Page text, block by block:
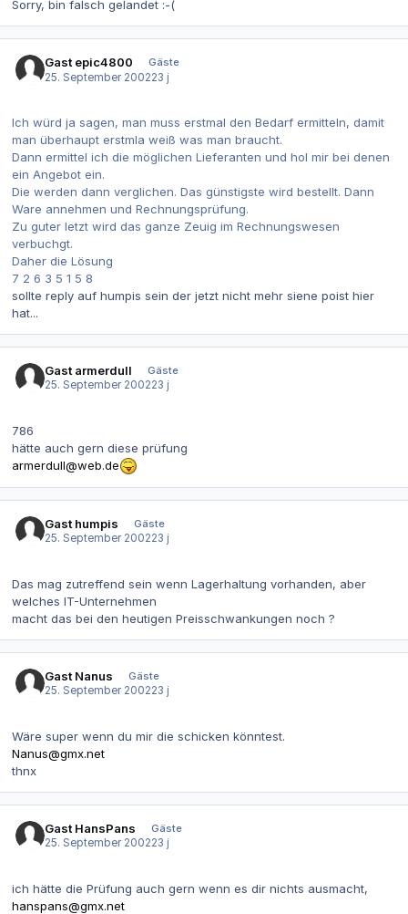
Sorry, bin falsch gelandet :-(
Gast epic4800
Gäste
25. September 200223 j
Ich würd ja sagen, man muss erstmal den Bedarf ermitteln, damit
man überhaupt erstmla weiß was man braucht.
Dann ermittel ich die möglichen Lieferanten und hol mir bei denen
ein Angebot ein.
Die werden dann verglichen. Das günstigste wird bestellt. Dann
Ware annehmen und Rechnungsprüfung.
Zu guter letzt wird das ganze Zeuig im Rechnungswesen
verbuchgt.
Daher die Lösung
7 2 6 3 5 1 5 8
sollte reply auf humpis sein der jetzt nicht mehr siene poist hier
hat...
Gast armerdull
Gäste
25. September 200223 j
786
hätte auch gern diese prüfung
armerdull@web.de
Gast humpis
Gäste
25. September 200223 j
Das mag zutreffend sein wenn Lagerhaltung vorhanden, aber
welches IT-Unternehmen
macht das bei den heutigen Preisschwankungen noch ?
Gast Nanus
Gäste
25. September 200223 j
Wäre super wenn du mir die schicken könntest.
Nanus@gmx.net
thnx
Gast HansPans
Gäste
25. September 200223 j
ich hätte die Prüfung auch gern wenn es dir nichts ausmacht,
hanspans@gmx.net